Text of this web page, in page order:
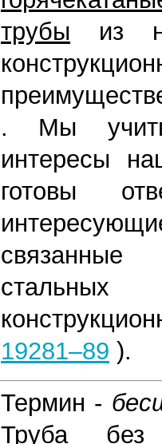
трубы из
. Мы
интересы
готовы
19281–89 ).
Термин -
Труба без